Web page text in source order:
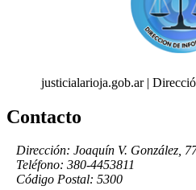
justicialarioja.gob.ar |
Contacto
Dirección: Joaquín V. González,
Teléfono: 380-4453811
Código Postal: 5300